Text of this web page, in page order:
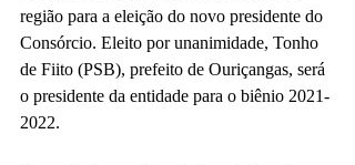
região para a eleição do novo presidente do
Consórcio. Eleito por unanimidade, Tonho
de Fiito (PSB), prefeito de Ouriçangas, será
o presidente da entidade para o biênio 2021-
2022.